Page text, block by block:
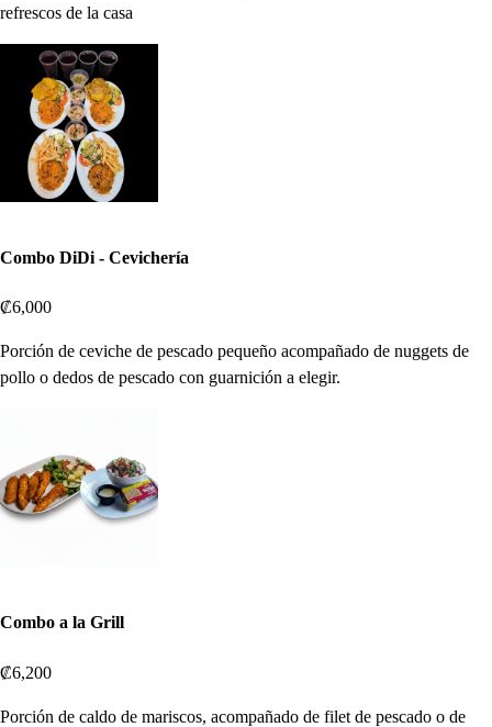
refrescos de la casa
Combo DiDi - Cevichería
₡6,000
Porción de ceviche de pescado pequeño acompañado de nuggets de
pollo o dedos de pescado con guarnición a elegir.
Combo a la Grill
₡6,200
Porción de caldo de mariscos, acompañado de filet de pescado o de